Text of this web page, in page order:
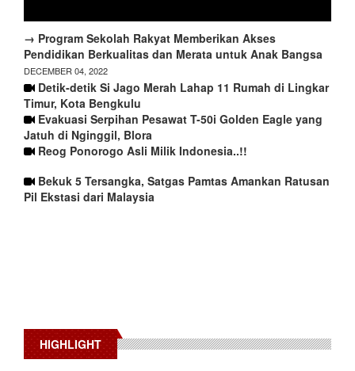
→ Program Sekolah Rakyat Memberikan Akses
Pendidikan Berkualitas dan Merata untuk Anak Bangsa
DECEMBER 04, 2022
Detik-detik Si Jago Merah Lahap 11 Rumah di Lingkar
Timur, Kota Bengkulu
Evakuasi Serpihan Pesawat T-50i Golden Eagle yang
Jatuh di Nginggil, Blora
Reog Ponorogo Asli Milik Indonesia..!!
Bekuk 5 Tersangka, Satgas Pamtas Amankan Ratusan
Pil Ekstasi dari Malaysia
HIGHLIGHT